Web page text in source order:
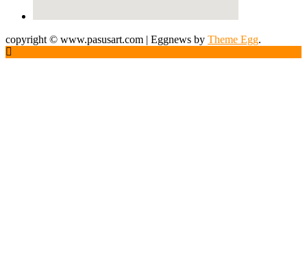
copyright © www.pasusart.com | Eggnews by Theme Egg.